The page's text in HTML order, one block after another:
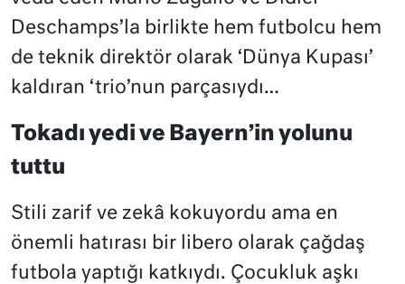
Deschamps’la birlikte hem futbolcu hem
de teknik direktör olarak ‘Dünya Kupası’
kaldıran ‘trio’nun parçasıydı…
Tokadı yedi ve Bayern’in yolunu
tuttu
Stili zarif ve zekâ kokuyordu ama en
önemli hatırası bir libero olarak çağdaş
futbola yaptığı katkıydı. Çocukluk aşkı